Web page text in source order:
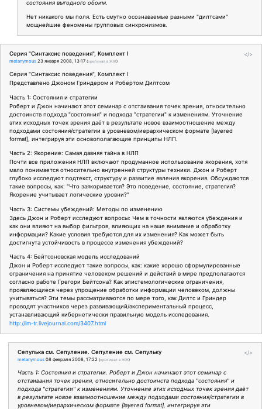
состояния выгодного обоим.
Нет никакого мы поля. Есть смутно осознаваемые разными "дилтсами"
мощнейшие феномены групповых синхронизмов.
</>
Серия "Синтаксис поведения", Комплект I
metanymous 23 января 2008, 13:17 (оригинал в ЖЖ)
Серия "Синтаксис поведения", Комплект I
Представлено Джоном Гриндером и Робертом Дилтсом
Часть 1: Состояния и стратегии
Роберт и Джон начинают этот семинар с отстаивания точек зрения, относительно
достоинств подхода "состояния" и подхода "стратегии" к изменениям. Уточнение
этих исходных точек зрения даёт в результате новое взаимоотношение между
подходами состояния/стратегии в уровневом/иерархическом формате [layered
format], интегрируя эти основополагающие принципы НЛП.
Часть 2: Якорение: Самая давняя тайна в НЛП
Почти все приложения НЛП включают продуманное использование якорения, хотя
мало понимается относительно внутренней структуры техники. Джон и Роберт
глубоко исследуют подтекст, структуру и развитие явления якорения. Обсуждаются
такие вопросы, как: "Что заякоривается? Это поведение, состояние, стратегия?
Якорение учитывает логические уровни?"
Часть 3: Системы убеждений: Методы по изменению
Здесь Джон и Роберт исследуют вопросы: Чем в точности являются убеждения и
как они влияют на выбор фильтров, влияющих на наше внимание и обработку
информации? Какие условия требуются для их изменения? Как может быть
достигнута устойчивость в процессе изменения убеждений?
Часть 4: Бейтсоновская модель исследований
Джон и Роберт исследуют такие вопросы, как: какие хорошо сформулированные
ограничения на принятие человеком решений и действий в мире предполагаются
согласно работе Грегори Бейтсона? Как эпистемологические ограничения,
проявляющиеся через упрощение обработки информации человеком, должны
учитываться? Эти темы рассматриваются по мере того, как Дилтс и Гриндер
проводят участников через развивающий/экспериментальный процесс,
устанавливающий кибернетически правильную модель исследования.
http://im-tr.livejournal.com/3407.html
</>
Сепулька см. Сепуление. Сепуление см. Сепульку
metanymous 08 февраля 2008, 17:22 (оригинал в ЖЖ)
Часть 1: Состояния и стратегии. Роберт и Джон начинают этот семинар с
отстаивания точек зрения, относительно достоинств подхода "состояния" и
подхода "стратегии" к изменениям. Уточнение этих исходных точек зрения даёт
в результате новое взаимоотношение между подходами состояния/стратегии в
уровневом/иерархическом формате [layered format], интегрируя эти